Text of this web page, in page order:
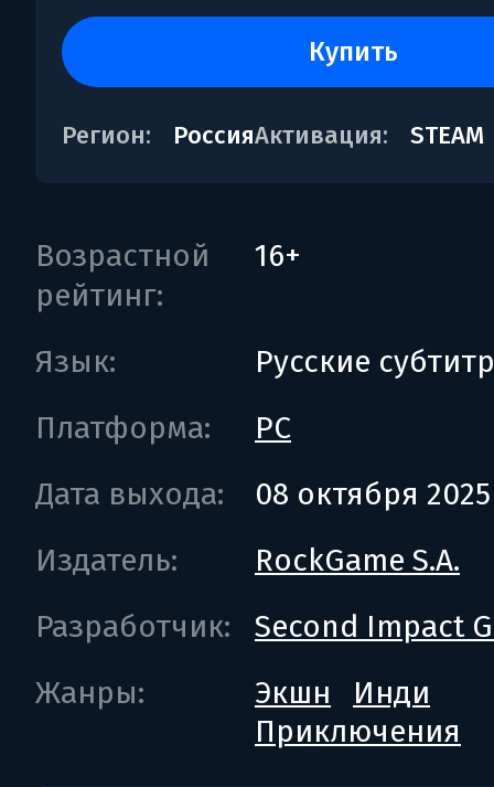
купить
Регион: РоссияАктивация: STEAM
Возрастной
рейтинг:
16+
Язык:
Русские
Платформа:
PC
Дата выхода:
08 октября 2025
Издатель:
RockGame S.A.
Разработчик:
Second Impact
Жанры:
Экшн
Инди
Приключения